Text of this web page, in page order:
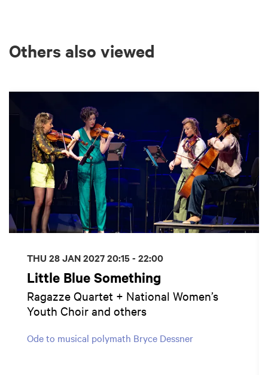
Others also viewed
Little Blue Something
Ragazze Quartet + National Women’s
Youth Choir and others
Ode to musical polymath Bryce Dessner
THU 28 JAN 202720:15 - 22:00